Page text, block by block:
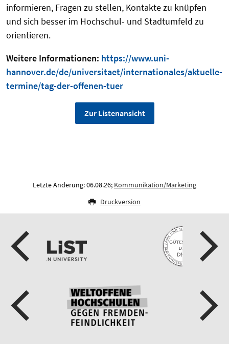
informieren, Fragen zu stellen, Kontakte zu knüpfen
und sich besser im Hochschul- und Stadtumfeld zu
orientieren.
Weitere Informationen: https://www.uni-
hannover.de/de/universitaet/internationales/aktuelle-
termine/tag-der-offenen-tuer
Zur Listenansicht
Letzte Änderung: 06.08.26; Kommunikation/Marketing
Druckversion